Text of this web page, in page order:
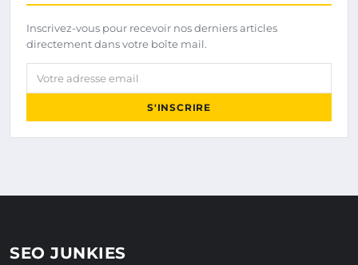
Inscrivez-vous pour recevoir nos derniers articles
directement dans votre boîte mail.
Votre adresse email
S'INSCRIRE
SEO JUNKIES